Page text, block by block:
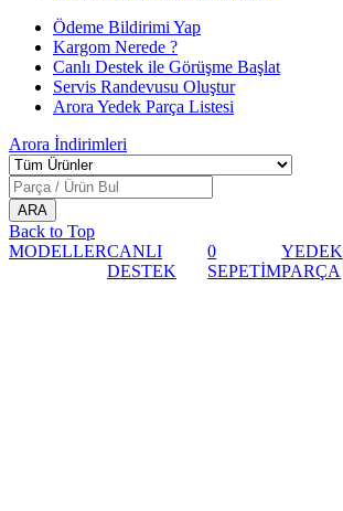
Ödeme Bildirimi Yap
Kargom Nerede ?
Canlı Destek ile Görüşme Başlat
Servis Randevusu Oluştur
Arora Yedek Parça Listesi
Arora İndirimleri
Back to Top
MODELLERCANLI
DESTEK
0
SEPETİM
YEDEK
PARÇA